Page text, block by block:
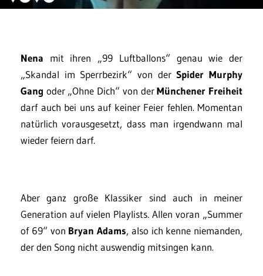
Nena mit ihren „99 Luftballons“ genau wie der
„Skandal im Sperrbezirk“ von derSpider Murphy
Gang oder „Ohne Dich“ von derMünchener Freiheit
darf auch bei uns auf keiner Feier fehlen. Momentan
natürlich vorausgesetzt, dass man irgendwann mal
wieder feiern darf.
Aber ganz große Klassiker sind auch in meiner
Generation auf vielen Playlists. Allen voran „Summer
of 69“ von Bryan Adams, also ich kenne niemanden,
der den Song nicht auswendig mitsingen kann.